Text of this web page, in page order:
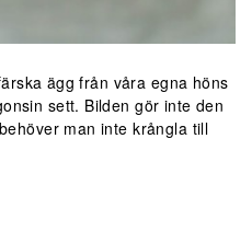
ägg från våra egna höns
sett. Bilden gör inte den
man inte krångla till